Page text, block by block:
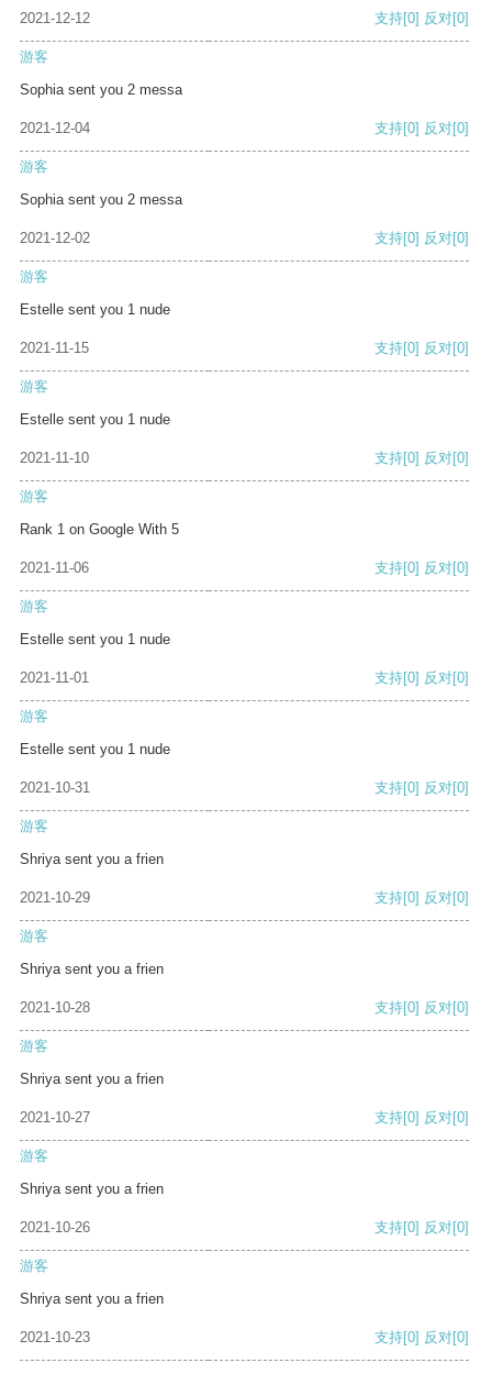
2021-12-12 支持[0] 反对[0]
游客
Sophia sent you 2 messa
2021-12-04 支持[0] 反对[0]
游客
Sophia sent you 2 messa
2021-12-02 支持[0] 反对[0]
游客
Estelle sent you 1 nude
2021-11-15 支持[0] 反对[0]
游客
Estelle sent you 1 nude
2021-11-10 支持[0] 反对[0]
游客
Rank 1 on Google With 5
2021-11-06 支持[0] 反对[0]
游客
Estelle sent you 1 nude
2021-11-01 支持[0] 反对[0]
游客
Estelle sent you 1 nude
2021-10-31 支持[0] 反对[0]
游客
Shriya sent you a frien
2021-10-29 支持[0] 反对[0]
游客
Shriya sent you a frien
2021-10-28 支持[0] 反对[0]
游客
Shriya sent you a frien
2021-10-27 支持[0] 反对[0]
游客
Shriya sent you a frien
2021-10-26 支持[0] 反对[0]
游客
Shriya sent you a frien
2021-10-23 支持[0] 反对[0]